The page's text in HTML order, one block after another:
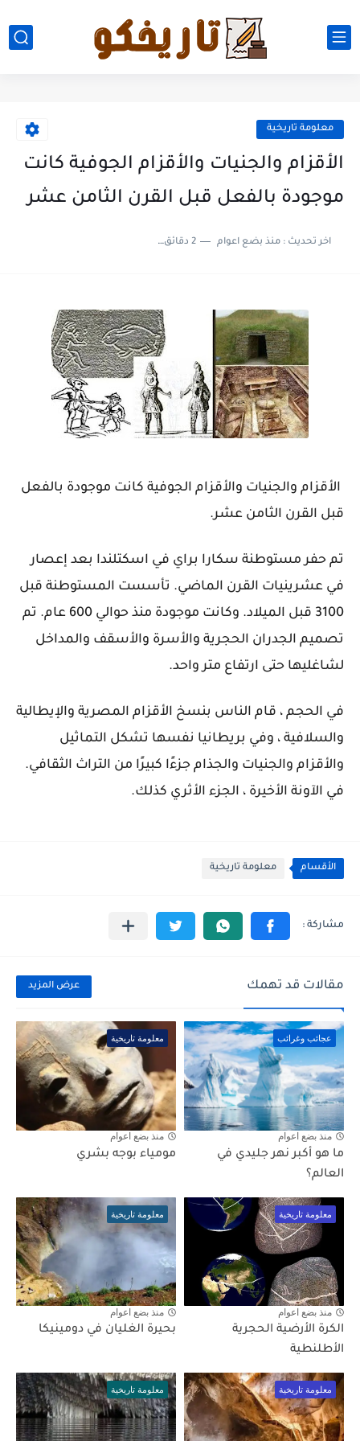
معلومة تاريخية
الأقزام والجنيات والأقزام الجوفية كانت
موجودة بالفعل قبل القرن الثامن عشر
اخر تحديث :منذ بضع اعوام 2 دقائق للقراءة
الأقزام والجنيات والأقزام الجوفية كانت موجودة بالفعل
قبل القرن الثامن عشر.
تم حفر مستوطنة سكارا براي في اسكتلندا بعد إعصار
في عشرينيات القرن الماضي. تأسست المستوطنة قبل
3100 قبل الميلاد. وكانت موجودة منذ حوالي 600 عام. تم
تصميم الجدران الحجرية والأسرة والأسقف والمداخل
لشاغليها حتى ارتفاع متر واحد.
في الحجم ، قام الناس بنسخ الأقزام المصرية والإيطالية
والسلافية ، وفي بريطانيا نفسها تشكل التماثيل
والأقزام والجنيات والجذام جزءًا كبيرًا من التراث الثقافي.
في الآونة الأخيرة ، الجزء الأثري كذلك.
الأقسام معلومة تاريخية
مقالات قد تهمك عرض المزيد
عجائب وغرائب
منذ بضع اعوام
ما هو أكبر نهر جليدي في
العالم؟
معلومة تاريخية
منذ بضع اعوام
مومياء بوجه بشري
معلومة تاريخية
منذ بضع اعوام
الكرة الأرضية الحجرية
الأطلنطية
معلومة تاريخية
منذ بضع اعوام
بحيرة الغليان في دومينيكا
معلومة تاريخية معلومة تاريخية